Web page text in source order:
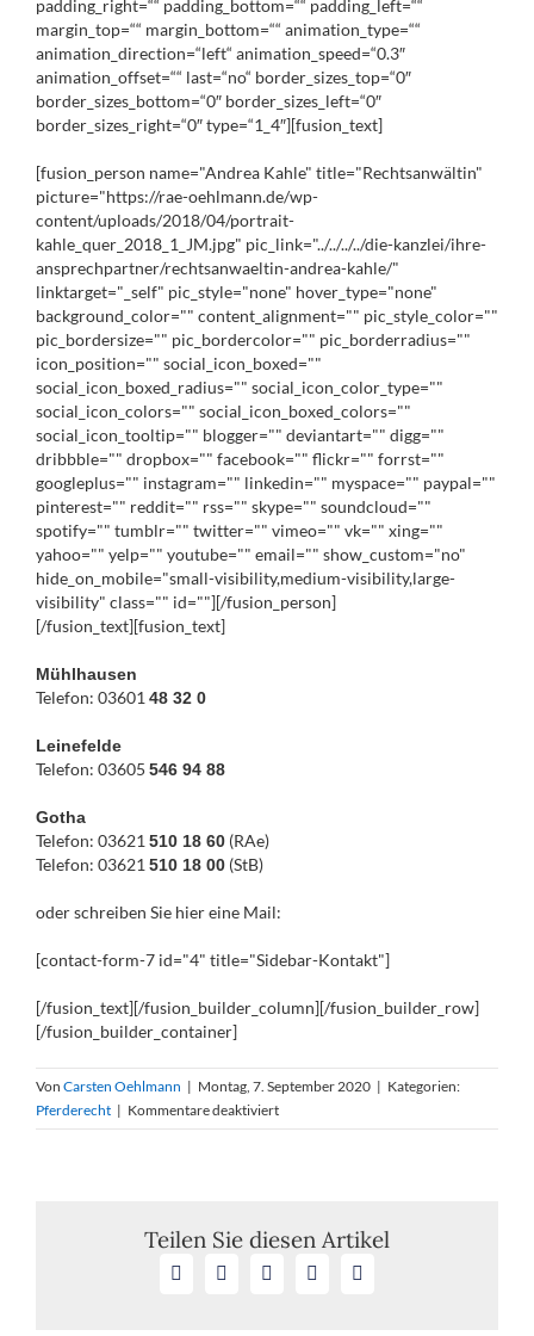
padding_right=““ padding_bottom=““ padding_left=““
margin_top=““ margin_bottom=““ animation_type=““
animation_direction=“left“ animation_speed=“0.3″
animation_offset=““ last=“no“ border_sizes_top=“0″
border_sizes_bottom=“0″ border_sizes_left=“0″
border_sizes_right=“0″ type=“1_4″][fusion_text]
[fusion_person name="Andrea Kahle" title="Rechtsanwältin"
picture="https://rae-oehlmann.de/wp-
content/uploads/2018/04/portrait-
kahle_quer_2018_1_JM.jpg" pic_link="../../../../die-kanzlei/ihre-
ansprechpartner/rechtsanwaeltin-andrea-kahle/"
linktarget="_self" pic_style="none" hover_type="none"
background_color="" content_alignment="" pic_style_color=""
pic_bordersize="" pic_bordercolor="" pic_borderradius=""
icon_position="" social_icon_boxed=""
social_icon_boxed_radius="" social_icon_color_type=""
social_icon_colors="" social_icon_boxed_colors=""
social_icon_tooltip="" blogger="" deviantart="" digg=""
dribbble="" dropbox="" facebook="" flickr="" forrst=""
googleplus="" instagram="" linkedin="" myspace="" paypal=""
pinterest="" reddit="" rss="" skype="" soundcloud=""
spotify="" tumblr="" twitter="" vimeo="" vk="" xing=""
yahoo="" yelp="" youtube="" email="" show_custom="no"
hide_on_mobile="small-visibility,medium-visibility,large-
visibility" class="" id=""][/fusion_person]
[/fusion_text][fusion_text]
Mühlhausen
Telefon: 03601 48 32 0
Leinefelde
Telefon: 03605 546 94 88
Gotha
Telefon: 03621 510 18 60 (RAe)
Telefon: 03621 510 18 00 (StB)
oder schreiben Sie hier eine Mail:
[contact-form-7 id="4" title="Sidebar-Kontakt"]
[/fusion_text][/fusion_builder_column][/fusion_builder_row]
[/fusion_builder_container]
Von Carsten Oehlmann | Montag, 7. September 2020 | Kategorien:
Pferderecht | Kommentare deaktiviertfür
Verhandlungstermin
um
Teilen Sie diesen Artikel
Facebook LinkedInWhatsApp